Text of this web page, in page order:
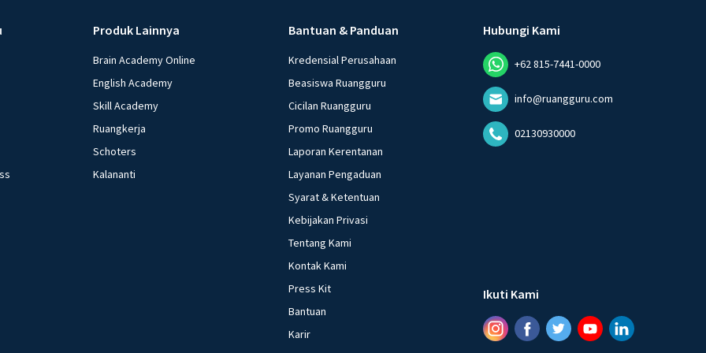
Teori dan model atom mengalami perkembangan dari waktu ke
waktu. Salah satu pencetus teori atom adalah John Dalton. Teori dan
model atom Dalton dirumuskan sebagai berikut.
Materi tersusun atas partikel-partikel terkecil yang disebut
dengan ukuran, massa, dan sifat kimia yang sama.
Senyawa adalah materi yang tersusun lebih dari satujenis atom
dari unsurunsur berbeda dengan perbandingan tetap dan
tertentu.
yang bereaksi.
Model atom yang ditemukan oleh Dalton digambarkan sebagai
Produk Lainnya
Brain Academy Online
English Academy
Skill Academy
Ruangkerja
Schoters
Kalananti
Bantuan & Panduan
Kredensial Perusahaan
Beasiswa Ruangguru
Cicilan Ruangguru
Promo Ruangguru
Laporan Kerentanan
Layanan Pengaduan
Syarat & Ketentuan
Kebijakan Privasi
Tentang Kami
Kontak Kami
Press Kit
Bantuan
Karir
Hubungi Kami
+62 815-7441-0000
info@ruangguru.com
02130930000
Ikuti Kami